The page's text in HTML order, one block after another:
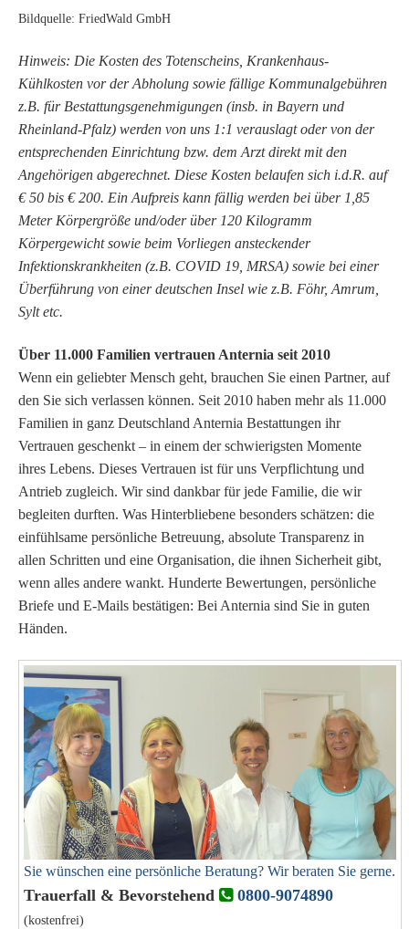
Bildquelle: FriedWald GmbH
Hinweis: Die Kosten des Totenscheins, Krankenhaus-
Kühlkosten vor der Abholung sowie fällige Kommunalgebühren
z.B. für Bestattungsgenehmigungen (insb. in Bayern und
Rheinland-Pfalz) werden von uns 1:1 verauslagt oder von der
entsprechenden Einrichtung bzw. dem Arzt direkt mit den
Angehörigen abgerechnet. Diese Kosten belaufen sich i.d.R. auf
€ 50 bis € 200. Ein Aufpreis kann fällig werden bei über 1,85
Meter Körpergröße und/oder über 120 Kilogramm
Körpergewicht sowie beim Vorliegen ansteckender
Infektionskrankheiten (z.B. COVID 19, MRSA) sowie bei einer
Überführung von einer deutschen Insel wie z.B. Föhr, Amrum,
Sylt etc.
Über 11.000 Familien vertrauen Anternia seit 2010
Wenn ein geliebter Mensch geht, brauchen Sie einen Partner, auf
den Sie sich verlassen können. Seit 2010 haben mehr als 11.000
Familien in ganz Deutschland Anternia Bestattungen ihr
Vertrauen geschenkt – in einem der schwierigsten Momente
ihres Lebens. Dieses Vertrauen ist für uns Verpflichtung und
Antrieb zugleich. Wir sind dankbar für jede Familie, die wir
begleiten durften. Was Hinterbliebene besonders schätzen: die
einfühlsame persönliche Betreuung, absolute Transparenz in
allen Schritten und eine Organisation, die ihnen Sicherheit gibt,
wenn alles andere wankt. Hunderte Bewertungen, persönliche
Briefe und E-Mails bestätigen: Bei Anternia sind Sie in guten
Händen.
Sie wünschen eine persönliche Beratung? Wir beraten Sie gerne.
Trauerfall & Bevorstehend 0800-9074890
(kostenfrei)